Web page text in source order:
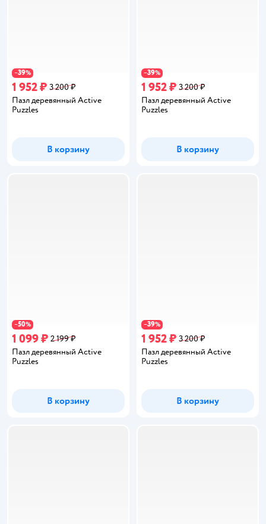
−39%
1 952 ₽ 3 200 ₽
Пазл деревянный Active
Puzzles
В корзину
−39%
1 952 ₽ 3 200 ₽
Пазл деревянный Active
Puzzles
В корзину
−50%
1 099 ₽ 2 199 ₽
Пазл деревянный Active
Puzzles
В корзину
−39%
1 952 ₽ 3 200 ₽
Пазл деревянный Active
Puzzles
В корзину